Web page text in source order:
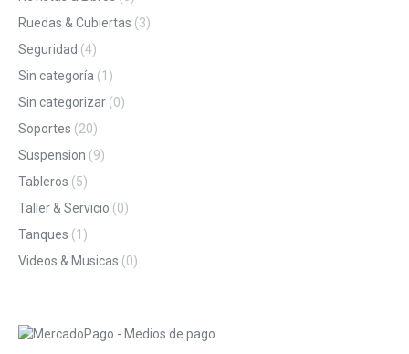
Ruedas & Cubiertas (3)
Seguridad (4)
Sin categoría (1)
Sin categorizar (0)
Soportes (20)
Suspension (9)
Tableros (5)
Taller & Servicio (0)
Tanques (1)
Videos & Musicas (0)